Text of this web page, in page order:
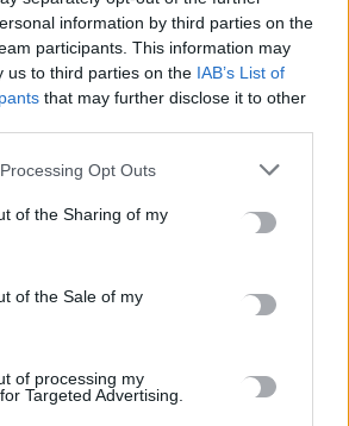
information by third parties on the
participants. This information may
us to third parties on the IAB’s List of
that may further disclose it to other
Opt Outs
of the Sharing of my
of the Sale of my
of processing my
Targeted Advertising.
με πρωταγωνιστή έναν 14χρονο
σήμερα το πρωί, στη Ζάκυνθο.